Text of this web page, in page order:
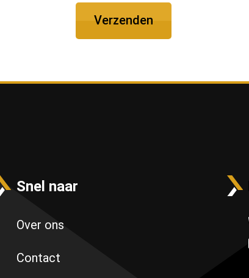
Snel naar
Over ons
Contact